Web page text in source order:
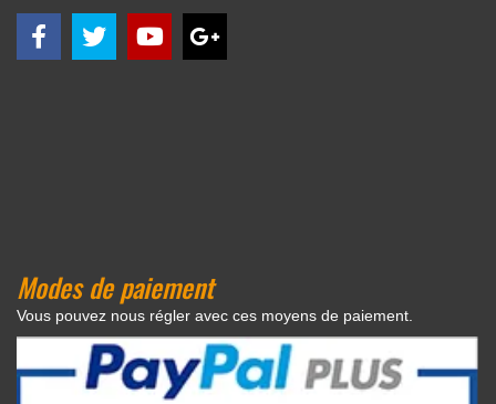
Modes de paiement
Vous pouvez nous régler avec ces moyens de paiement.